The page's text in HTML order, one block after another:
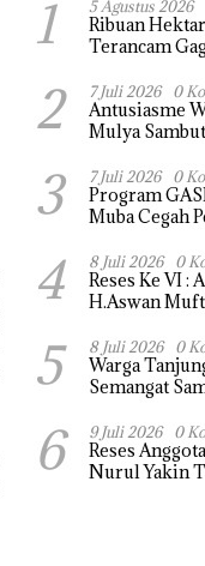
1 5 Agustus 2026
Ribuan
Terancam
2 7 Juli 2026 0
Antusiasme
Mulya
dengan
3 7 Juli 2026 0
Program
Muba Cegah
4 8 Juli 2026 0
Reses Ke VI :
H.Aswan
tanjung raja
tanggapanya !
5 8 Juli 2026 0
Warga
Semangat
Sebagian
dan Segera
6 9 Juli 2026 0
Reses
Nurul Yakin